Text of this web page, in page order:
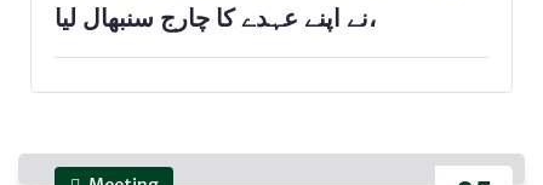
نے اپنے عہدے کا چارج سنبھال لیا،